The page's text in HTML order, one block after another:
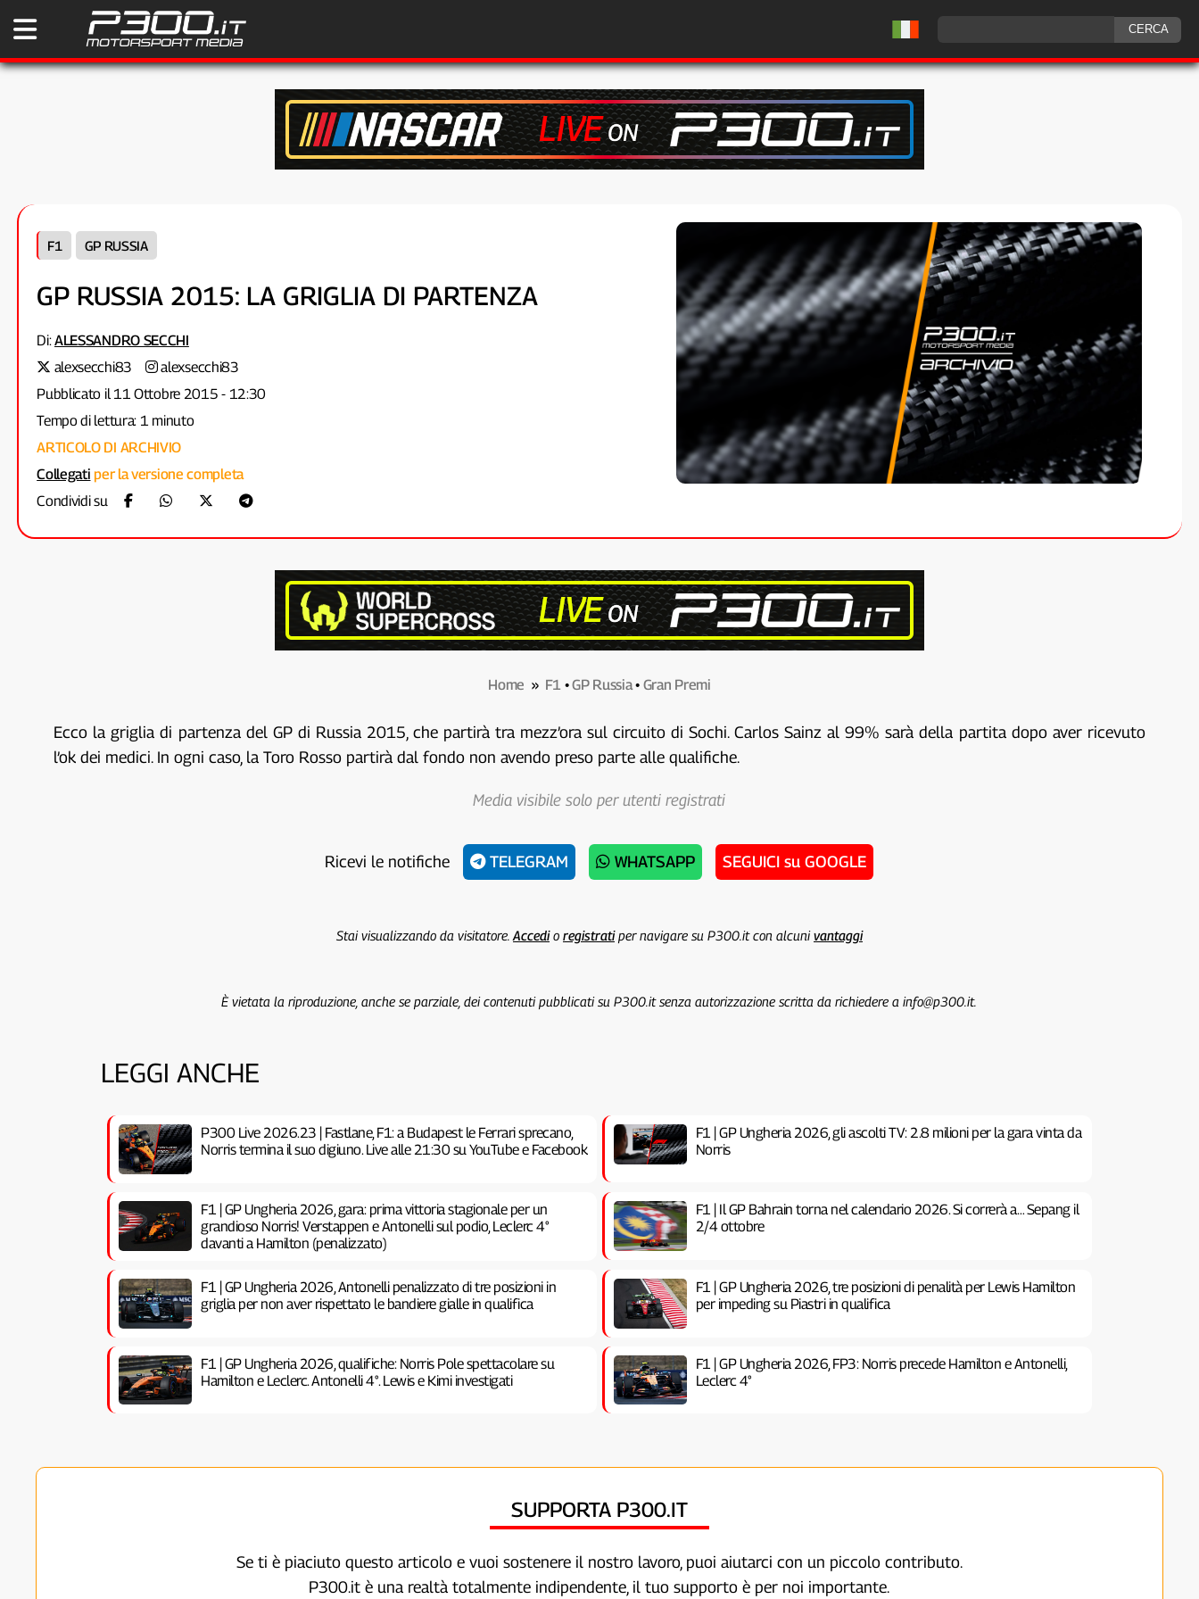
F1 GP RUSSIA
GP RUSSIA 2015: LA GRIGLIA DI PARTENZA
Di:ALESSANDRO SECCHI
alexsecchi83
alexsecchi83
Pubblicato il 11 Ottobre 2015 - 12:30
Tempo di lettura: 1 minuto
ARTICOLO DI ARCHIVIO
Collegati per la versione completa
Condividi su
Home » F1 •GP Russia• Gran Premi
Ecco la griglia di partenza del GP di Russia 2015, che partirà tra mezz’ora sul circuito di Sochi. Carlos Sainz al 99% sarà della partita dopo aver ricevuto
l’ok dei medici. In ogni caso, la Toro Rosso partirà dal fondo non avendo preso parte alle qualifiche.
Media visibile solo per utenti registrati
Ricevi le notifiche TELEGRAM WHATSAPP SEGUICI su GOOGLE
Stai visualizzando da visitatore. Accedio registratiper navigare su P300.it con alcunivantaggi
È vietata la riproduzione, anche se parziale, dei contenuti pubblicati su P300.it senza autorizzazione scritta da richiedere a info@p300.it.
LEGGI ANCHE
P300 Live 2026.23 | Fastlane, F1: a Budapest le Ferrari sprecano,
Norris termina il suo digiuno. Live alle 21:30 su YouTube e Facebook
F1 | GP Ungheria 2026, gli ascolti TV: 2.8 milioni per la gara vinta da
Norris
F1 | GP Ungheria 2026, gara: prima vittoria stagionale per un
grandioso Norris! Verstappen e Antonelli sul podio, Leclerc 4°
davanti a Hamilton (penalizzato)
F1 | Il GP Bahrain torna nel calendario 2026. Si correrà a… Sepang il
2/4 ottobre
F1 | GP Ungheria 2026, Antonelli penalizzato di tre posizioni in
griglia per non aver rispettato le bandiere gialle in qualifica
F1 | GP Ungheria 2026, tre posizioni di penalità per Lewis Hamilton
per impeding su Piastri in qualifica
F1 | GP Ungheria 2026, qualifiche: Norris Pole spettacolare su
Hamilton e Leclerc. Antonelli 4°. Lewis e Kimi investigati
F1 | GP Ungheria 2026, FP3: Norris precede Hamilton e Antonelli,
Leclerc 4°
SUPPORTA P300.IT
Se ti è piaciuto questo articolo e vuoi sostenere il nostro lavoro, puoi aiutarci con un piccolo contributo.
P300.it è una realtà totalmente indipendente, il tuo supporto è per noi importante.